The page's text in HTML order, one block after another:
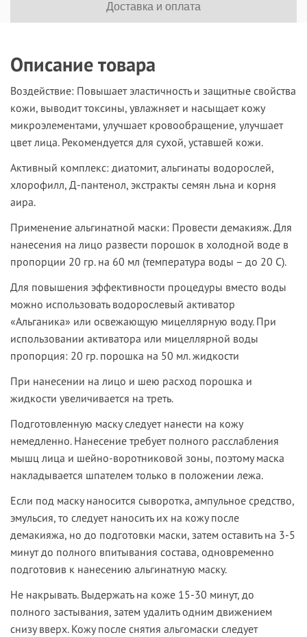
Доставка и оплата
Описание товара
Воздействие: Повышает эластичность и защитные свойства
кожи, выводит токсины, увлажняет и насыщает кожу
микроэлементами, улучшает кровообращение, улучшает
цвет лица. Рекомендуется для сухой, уставшей кожи.
Активный комплекс: диатомит, альгинаты водорослей,
хлорофилл, Д-пантенол, экстракты семян льна и корня
аира.
Применение альгинатной маски: Провести демакияж. Для
нанесения на лицо развести порошок в холодной воде в
пропорции 20 гр. на 60 мл (температура воды – до 20 С).
Для повышения эффективности процедуры вместо воды
можно использовать водорослевый активатор
«Альганика» или освежающую мицеллярную воду. При
использовании активатора или мицеллярной воды
пропорция: 20 гр. порошка на 50 мл. жидкости
При нанесении на лицо и шею расход порошка и
жидкости увеличивается на треть.
Подготовленную маску следует нанести на кожу
немедленно. Нанесение требует полного расслабления
мышц лица и шейно-воротниковой зоны, поэтому маска
накладывается шпателем только в положении лежа.
Если под маску наносится сыворотка, ампульное средство,
эмульсия, то следует наносить их на кожу после
демакияжа, но до подготовки маски, затем оставить на 3-5
минут до полного впитывания состава, одновременно
подготовив к нанесению альгинатную маску.
Не накрывать. Выдержать на коже 15-30 минут, до
полного застывания, затем удалить одним движением
снизу вверх. Кожу после снятия альгомаски следует